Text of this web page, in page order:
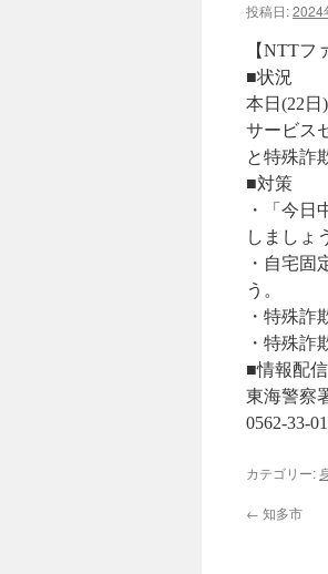
投稿日:2024
【NTTフ
■状況
本日(22
サービス
と特殊詐
■対策
・「今
しましょ
・自宅固
う。
・特殊詐
・特殊詐
■情報配信
東海警察
0562-33-
カテゴリー:
← 知多市